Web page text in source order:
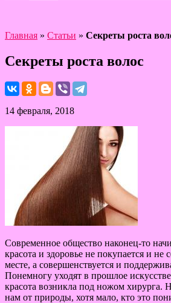
Главная » Статьи » Секреты роста
Секреты роста волос
14 февраля, 2018
Современное общество наконец-то
красота и здоровье не покупается и не
месте, а совершенствуется и
Понемногу уходят в прошлое
красота возникла под ножом хирурга.
нам от природы, хотя мало, кто это